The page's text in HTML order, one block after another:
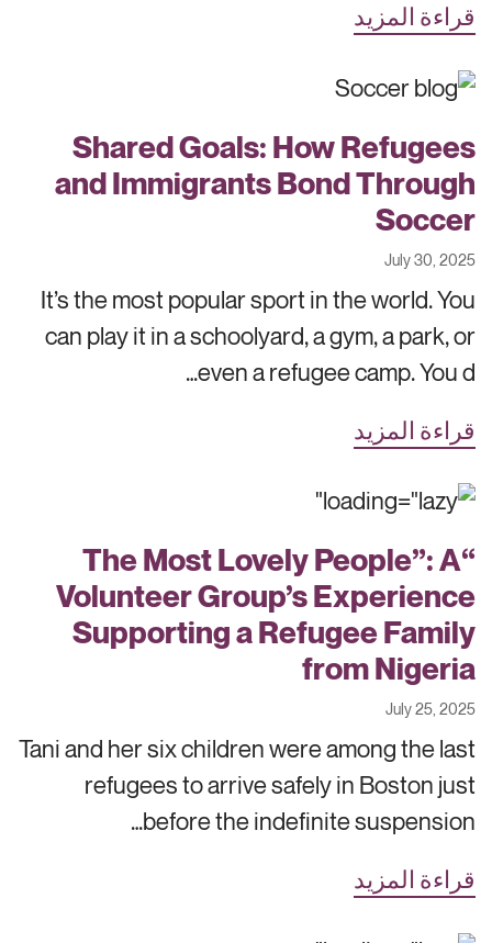
قراءة المزيد
Shared Goals: How Refugees
and Immigrants Bond Through
Soccer
July 30, 2025
It’s the most popular sport in the world. You
can play it in a schoolyard, a gym, a park, or
even a refugee camp. You d…
قراءة المزيد
“The Most Lovely People”: A
Volunteer Group’s Experience
Supporting a Refugee Family
from Nigeria
July 25, 2025
Tani and her six children were among the last
refugees to arrive safely in Boston just
before the indefinite suspension…
قراءة المزيد